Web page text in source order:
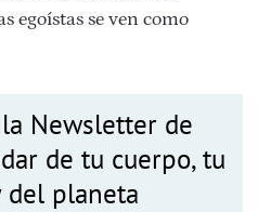
egoístas se ven como
Newsletter de
de tu cuerpo, tu
del planeta